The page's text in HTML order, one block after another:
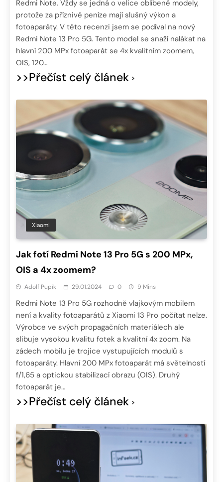
Redmi Note. Vždy se jedná o velice oblíbené modely,
protože za příznivé peníze mají slušný výkon a
fotoaparáty. V této recenzi jsem se podíval na nový
Redmi Note 13 Pro 5G. Tento model se snaží nalákat na
hlavní 200 MPx fotoaparát se 4x kvalitním zoomem,
OIS, 120…
>>Přečíst celý článek
Xiaomi
Jak fotí Redmi Note 13 Pro 5G s 200 MPx,
OIS a 4x zoomem?
Adolf Pupík 29.01.2024 0 9 Mins
Redmi Note 13 Pro 5G rozhodně vlajkovým mobilem
není a kvality fotoaparátů z Xiaomi 13 Pro počítat nelze.
Výrobce ve svých propagačních materiálech ale
slibuje vysokou kvalitu fotek a kvalitní 4x zoom. Na
zádech mobilu je trojice vystupujících modulů s
fotoaparáty. Hlavní 200 MPx fotoaparát má světelností
f/1,65 a optickou stabilizací obrazu (OIS). Druhý
fotoaparát je…
>>Přečíst celý článek